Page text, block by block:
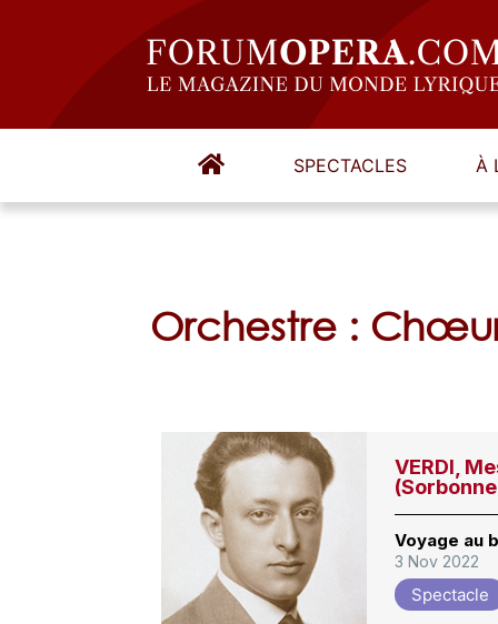
SPECTACLES À
Orchestre :
VERDI,
Voyage au
3 Nov 2022
Spectacle